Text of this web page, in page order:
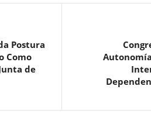
Postura
Como
de